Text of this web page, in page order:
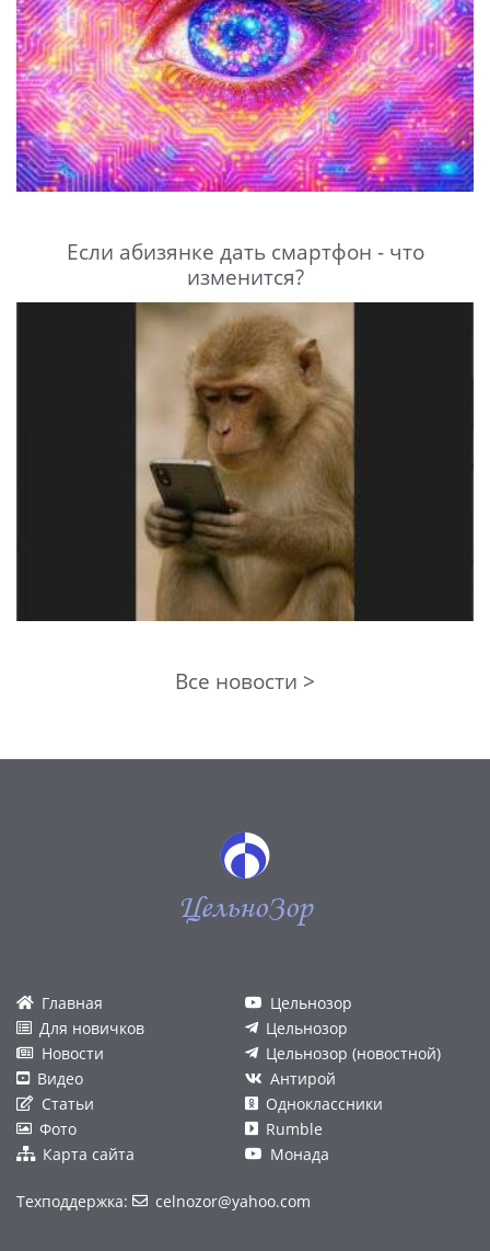
Если абизянке дать смартфон - что
изменится?
Все новости >
ЦельноЗор
Главная
Для новичков
Новости
Видео
Статьи
Фото
Карта сайта
Цельнозор
Цельнозор
Цельнозор (новостной)
Антирой
Одноклассники
Rumble
Монада
Техподдержка: celnozor@yahoo.com